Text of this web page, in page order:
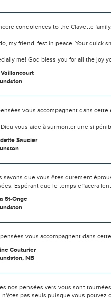
condolences to the Clavette
my friend, fest in peace. Your quick
me! God bless you for all the joy
vous accompagnent dans cette
vous aide à surmonter une si
Saucier
savons que vous êtes durement
Espérant que le temps effacera
St-Onge
vous accompagnent dans
Couturier
NB
nos pensées vers vous sont
n'êtes pas seuls puisque vous pouvez